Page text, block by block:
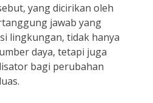
yang dicirikan oleh
jawab yang
lingkungan, tidak hanya
daya, tetapi juga
bagi perubahan